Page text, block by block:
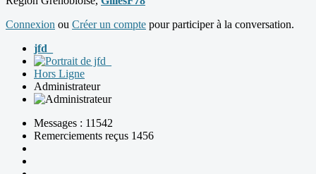
Connexion ou Créer un compte pour participer à la conversation.
jfd_
Hors Ligne
Administrateur
Messages : 11542
Remerciements reçus 1456